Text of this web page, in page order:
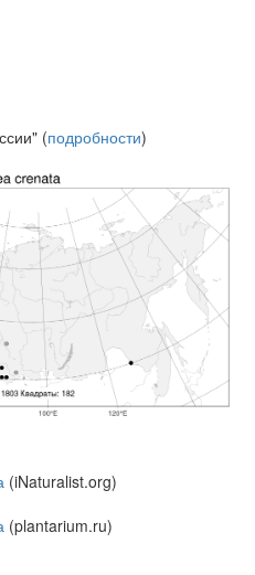
(подробности)
(iNaturalist.org)
(plantarium.ru)